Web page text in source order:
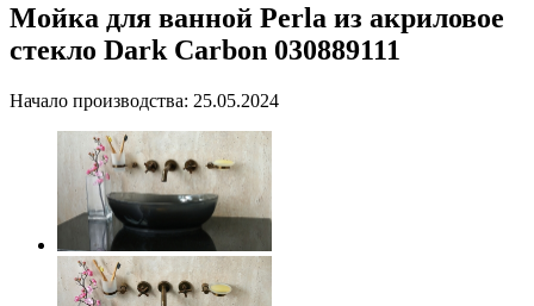
Мойка для ванной Perla из акриловое
стекло Dark Carbon 030889111
Начало производства: 25.05.2024